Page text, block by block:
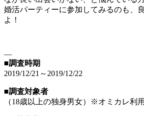
婚活パーティーに参加してみるのも、
よ！
—
■調査時期
2019/12/21～2019/12/22
■調査対象者
（18歳以上の独身男女）※オミカレ利